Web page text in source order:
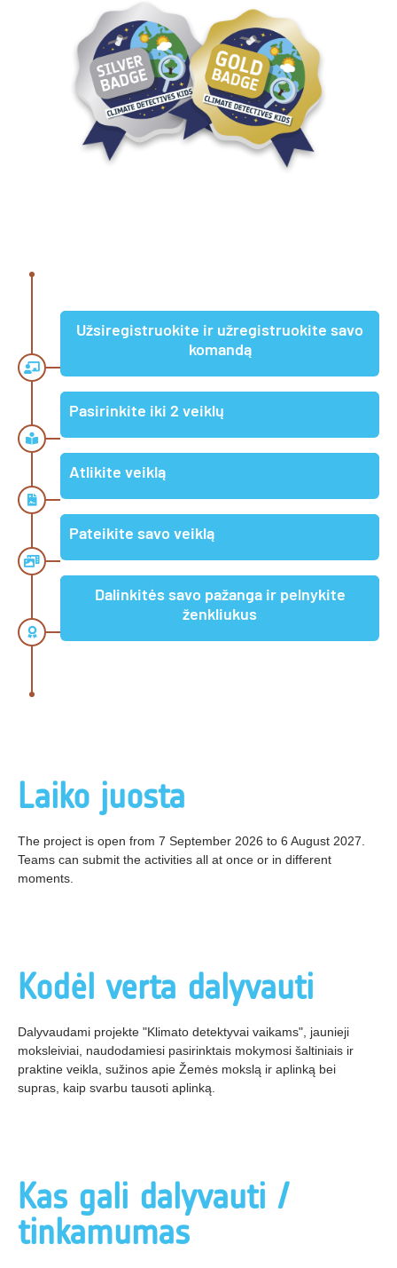
Užsiregistruokite ir užregistruokite savo
komandą
Pasirinkite iki 2 veiklų
Atlikite veiklą
Pateikite savo veiklą
Dalinkitės savo pažanga ir pelnykite
ženkliukus
Laiko juosta
The project is open from 7 September 2026 to 6 August 2027.
Teams can submit the activities all at once or in different
moments.
Kodėl verta dalyvauti
Dalyvaudami projekte "Klimato detektyvai vaikams", jaunieji
moksleiviai, naudodamiesi pasirinktais mokymosi šaltiniais ir
praktine veikla, sužinos apie Žemės mokslą ir aplinką bei
supras, kaip svarbu tausoti aplinką.
Kas gali dalyvauti /
tinkamumas